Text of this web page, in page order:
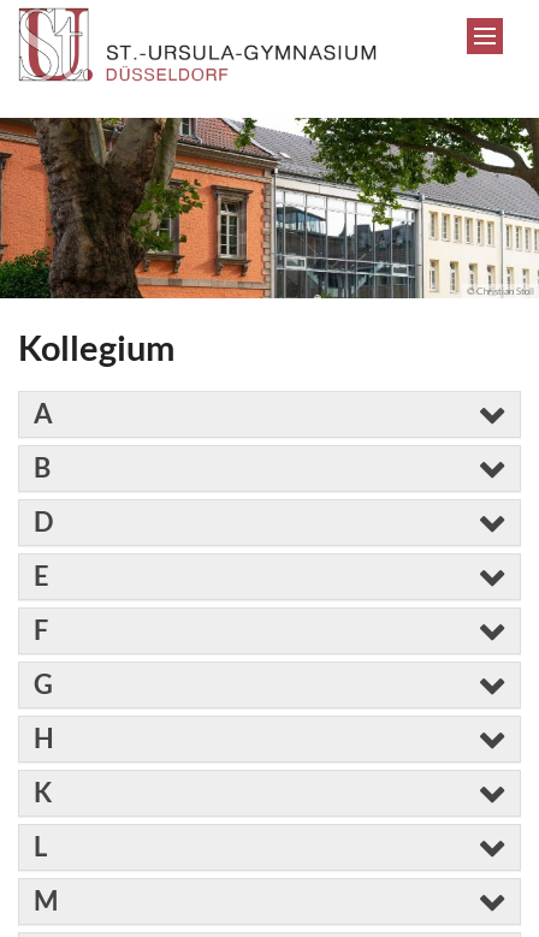
Zum Inhalt springen
© Christian Stoll
Kollegium
A
B
D
E
F
G
H
K
L
M